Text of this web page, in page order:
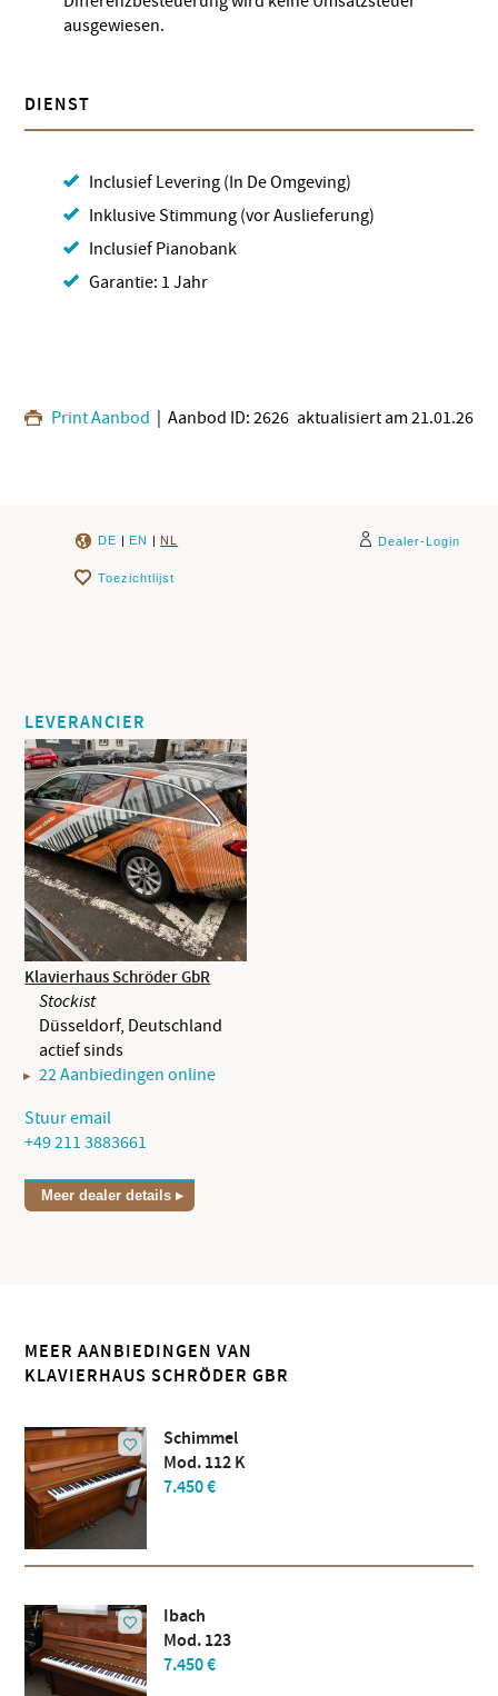
ausgewiesen.
DIENST
Inclusief Levering (In De Omgeving)
Inklusive Stimmung (vor Auslieferung)
Inclusief Pianobank
Garantie: 1 Jahr
Print Aanbod | Aanbod ID: 2626 aktualisiert am 21.01.26
DE | EN | NL Dealer-Login
Toezichtlijst
LEVERANCIER
Klavierhaus Schröder GbR
Stockist
Düsseldorf, Deutschland
actief sinds
22 Aanbiedingen online
Stuur email
+49 211 3883661
Meer dealer details
MEER AANBIEDINGEN VAN
KLAVIERHAUS SCHRÖDER GBR
Schimmel
Mod. 112 K
7.450 €
Ibach
Mod. 123
7.450 €